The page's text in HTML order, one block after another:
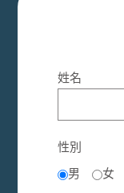
姓名
性別
男
女